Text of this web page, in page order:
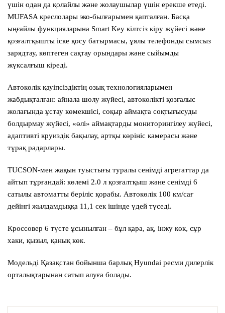
үшін одан да қолайлы және жолаушылар үшін ерекше етеді.
MUFASA креслолары эко-былғарымен қапталған. Басқа
ыңғайлы функцияларына Smart Key кілтсіз кіру жүйесі және
қозғалтқышты іске қосу батырмасы, ұялы телефонды сымсыз
зарядтау, көптеген сақтау орындары және сыйымды
жүксалғыш кіреді.
Автокөлік қауіпсіздіктің озық технологияларымен
жабдықталған: айнала шолу жүйесі, автокөлікті қозғалыс
жолағында ұстау көмекшісі, соқыр аймақта соқтығысуды
болдырмау жүйесі, «өлі» аймақтарды мониторингілеу жүйесі,
адаптивті круиздік бақылау, артқы көрініс камерасы және
тұрақ радарлары.
TUCSON-мен жақын туыстығы туралы сенімді агрегаттар да
айтып тұрғандай: көлемі 2.0 л қозғалтқыш және сенімді 6
сатылы автоматты беріліс қорабы. Автокөлік 100 км/сағ
дейінгі жылдамдыққа 11,1 сек ішінде үдей түседі.
Кроссовер 6 түсте ұсынылған – бұл қара, ақ, інжу көк, сұр
хаки, қызыл, қанық көк.
Модельді Қазақстан бойынша барлық Hyundai ресми дилерлік
орталықтарынан сатып алуға болады.